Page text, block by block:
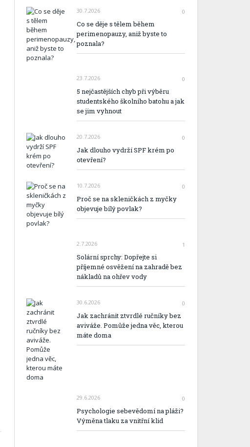
30.7.2026 0
Co se děje s tělem během
perimenopauzy, aniž byste to
poznala?
23.7.2026 0
5 nejčastějších chyb při výběru
studentského školního batohu a jak
se jim vyhnout
20.7.2026 0
Jak dlouho vydrží SPF krém po
otevření?
10.7.2026 0
Proč se na skleničkách z myčky
objevuje bílý povlak?
2.7.2026 1
Solární sprchy: Dopřejte si
příjemné osvěžení na zahradě bez
nákladů na ohřev vody
30.6.2026 0
Jak zachránit ztvrdlé ručníky bez
aviváže. Pomůže jedna věc, kterou
máte doma
29.6.2026 0
Psychologie sebevědomí na pláži?
Výměna tlaku za vnitřní klid